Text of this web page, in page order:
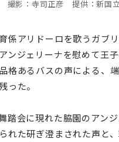
撮影：寺司正彦 提供：新国
係アリドーロを歌うガブ
ンジェリーナを慰めて王
格あるバスの声による、
った。
踏会に現れた脇園のアン
れた研ぎ澄まされた声と